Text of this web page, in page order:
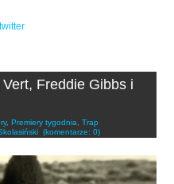
Freddie Gibbs i
, Premiery tygodnia
Trap
(komentarze: 0)